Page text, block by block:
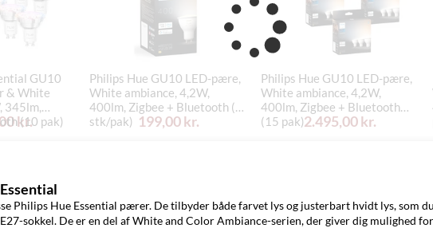
GU10
& White
345lm,
(10 pak)
kr.
Philips Hue GU10 LED-pære,
White ambiance, 4,2W,
400lm, Zigbee + Bluetooth (1
stk/pak) 199,00 kr.
Philips Hue GU10 LED-pære,
White ambiance, 4,2W,
400lm, Zigbee + Bluetooth
(15 pak)2.495,00 kr.
Philips Hue Essential pærer. De tilbyder både farvet lys og justerbart hvidt lys, som
sokkel. De er en del af White and Color Ambiance-serien, der giver dig mulighed